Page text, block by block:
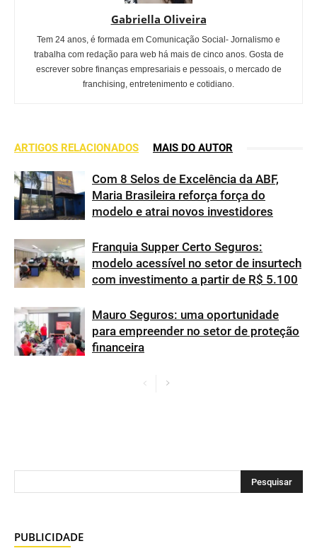
Gabriella Oliveira
Tem 24 anos, é formada em Comunicação Social- Jornalismo e
trabalha com redação para web há mais de cinco anos. Gosta de
escrever sobre finanças empresariais e pessoais, o mercado de
franchising, entretenimento e cotidiano.
ARTIGOS RELACIONADOS MAIS DO AUTOR
Com 8 Selos de Excelência da ABF,
Maria Brasileira reforça força do
modelo e atrai novos investidores
Franquia Supper Certo Seguros:
modelo acessível no setor de insurtech
com investimento a partir de R$ 5.100
Mauro Seguros: uma oportunidade
para empreender no setor de proteção
financeira
PUBLICIDADE